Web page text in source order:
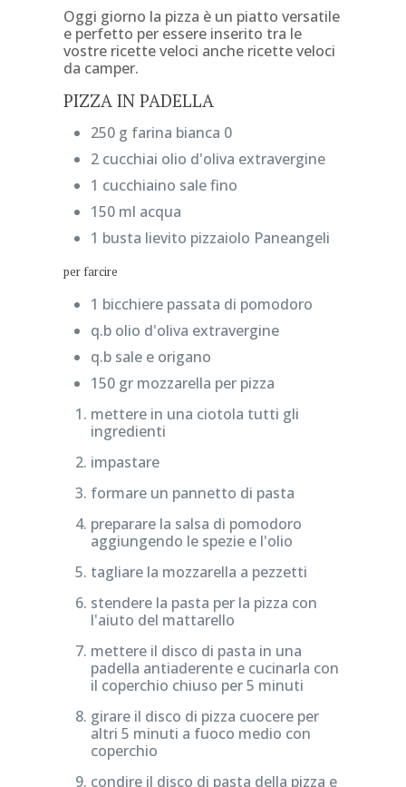
Oggi giorno la pizza è un piatto versatile
e perfetto per essere inserito tra le
vostre ricette veloci anche ricette veloci
da camper.
PIZZA IN PADELLA
250 g farina bianca 0
2 cucchiai olio d'oliva extravergine
1 cucchiaino sale fino
150 ml acqua
1 busta lievito pizzaiolo Paneangeli
per farcire
1 bicchiere passata di pomodoro
q.b olio d'oliva extravergine
q.b sale e origano
150 gr mozzarella per pizza
mettere in una ciotola tutti gli
ingredienti
impastare
formare un pannetto di pasta
preparare la salsa di pomodoro
aggiungendo le spezie e l'olio
tagliare la mozzarella a pezzetti
stendere la pasta per la pizza con
l'aiuto del mattarello
mettere il disco di pasta in una
padella antiaderente e cucinarla con
il coperchio chiuso per 5 minuti
girare il disco di pizza cuocere per
altri 5 minuti a fuoco medio con
coperchio
condire il disco di pasta della pizza e